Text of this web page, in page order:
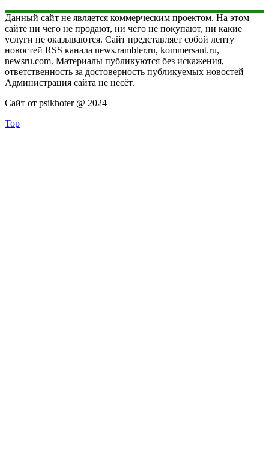
Данный сайт не является коммерческим проектом. На этом
сайте ни чего не продают, ни чего не покупают, ни какие
услуги не оказываются. Сайт представляет собой ленту
новостей RSS канала news.rambler.ru, kommersant.ru,
newsru.com. Материалы публикуются без искажения,
ответственность за достоверность публикуемых новостей
Администрация сайта не несёт.
Сайт от psikhoter @ 2024
Top